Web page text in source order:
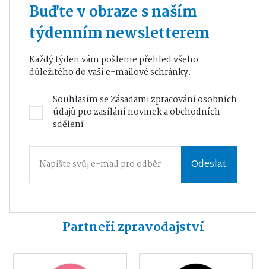
Buďte v obraze s naším
týdenním newsletterem
Každý týden vám pošleme přehled všeho
důležitého do vaší e-mailové schránky.
Souhlasím seZásadami zpracování osobních
údajůpro zasílání novinek a obchodních
sdělení
Odeslat
Partneři zpravodajství